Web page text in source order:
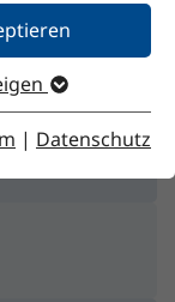
| Datenschutz